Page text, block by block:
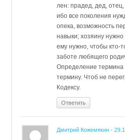
лен: прадед, дед,
ибо все поколения
опека, возможность
навыки; хозяину
ему нужно, чтобы кто-
заботе любящего
Определение термина
термину. Чтоб не
Кодексу.
Ответить
Дмитрий Кожемякин -